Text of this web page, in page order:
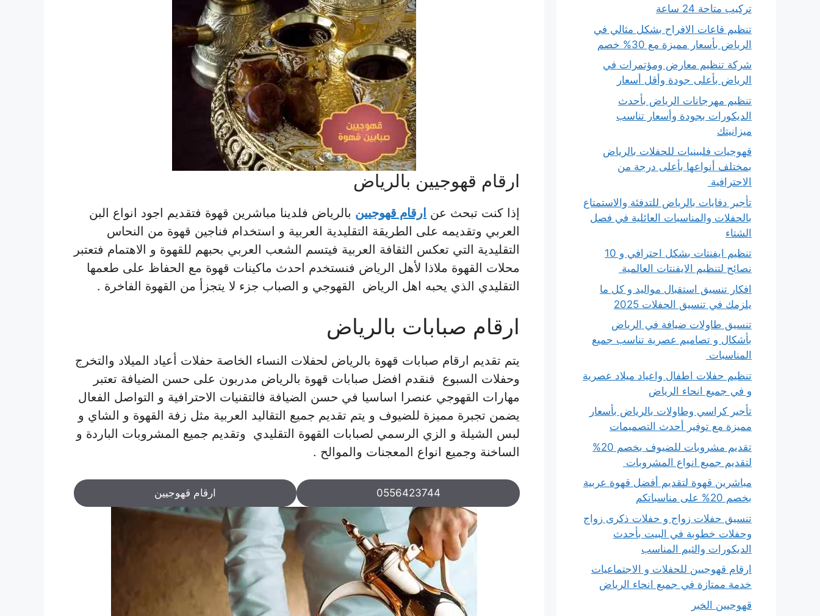
ارقام قهوجيين بالرياض
إذا كنت تبحث عن ارقام قهوجيين بالرياض فلدينا مباشرين قهوة فتقديم اجود انواع البن
العربي وتقديمه على الطريقة التقليدية العربية و استخدام فناجين قهوة من النحاس
التقليدية التي تعكس الثقافة العربية فيتسم الشعب العربي بحبهم للقهوة و الاهتمام فتعتبر
محلات القهوة ملاذا لأهل الرياض فنستخدم احدث ماكينات قهوة مع الحفاظ على طعمها
التقليدي الذي يحبه اهل الرياض القهوجي و الصباب جزء لا يتجزأ من القهوة الفاخرة .
ارقام صبابات بالرياض
يتم تقديم ارقام صبابات قهوة بالرياض لحفلات النساء الخاصة حفلات أعياد الميلاد والتخرج
وحفلات السبوع فنقدم افضل صبابات قهوة بالرياض مدربون على حسن الضيافة تعتبر
مهارات القهوجي عنصرا اساسيا في حسن الضيافة فالتقنيات الاحترافية و التواصل الفعال
يضمن تجبرة مميزة للضيوف و يتم تقديم جميع التقاليد العربية مثل زفة القهوة و الشاي و
لبس الشيلة و الزي الرسمي لصبابات القهوة التقليدي وتقديم جميع المشروبات الباردة و
الساخنة وجميع انواع المعجنات والموالح .
0556423744 ارقام قهوجيين
تركيب متاحة 24 ساعة
تنظيم قاعات الافراح بشكل مثالي في
الرياض بأسعار مميزة مع 30% خصم
شركة تنظيم معارض ومؤتمرات في
الرياض بأعلى جودة وأقل أسعار
تنظيم مهرجانات الرياض بأحدث
الديكورات بجودة وأسعار تناسب
ميزانيتك
قهوجيات فلبينيات للحفلات بالرياض
بمختلف أنواعها بأعلى درجة من
الاحترافية
تأجير دفايات بالرياض للتدفئة والاستمتاع
بالحفلات والمناسبات العائلية في فصل
الشتاء
تنظيم ايفنتات بشكل احترافي و 10
نصائح لتنظيم الايفنتات العالمية
افكار تنسيق استقبال مواليد و كل ما
يلزمك في تنسيق الحفلات 2025
تنسيق طاولات ضيافة في الرياض
بأشكال و تصاميم عصرية تناسب جميع
المناسبات
تنظيم حفلات اطفال واعياد ميلاد عصرية
و في جميع انحاء الرياض
تأجير كراسي وطاولات بالرياض بأسعار
مميزة مع توفير أحدث التصميمات
تقديم مشروبات للضيوف بخصم 20%
لتقديم جميع انواع المشروبات
مباشرين قهوة لتقديم أفضل قهوة عربية
بخصم 20% على مناسباتكم
تنسيق حفلات زواج و حفلات ذكرى زواج
وحفلات خطوبة في البيت بأحدث
الديكورات والثيم المناسب
ارقام قهوجيين للحفلات و الاجتماعيات
خدمة ممتازة في جميع انحاء الرياض
قهوجيين الخبر